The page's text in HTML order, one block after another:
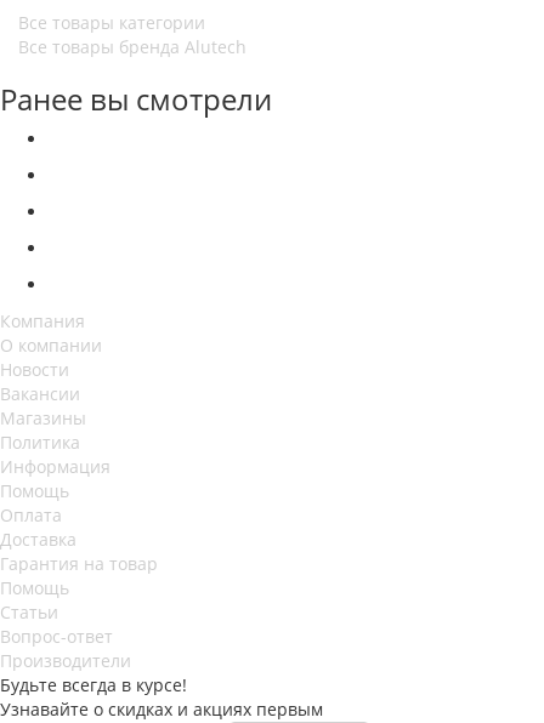
Все товары категории
Все товары бренда Alutech
Ранее вы смотрели
Компания
О компании
Новости
Вакансии
Магазины
Политика
Информация
Помощь
Оплата
Доставка
Гарантия на товар
Помощь
Статьи
Вопрос-ответ
Производители
Будьте всегда в курсе!
Узнавайте о скидках и акциях первым